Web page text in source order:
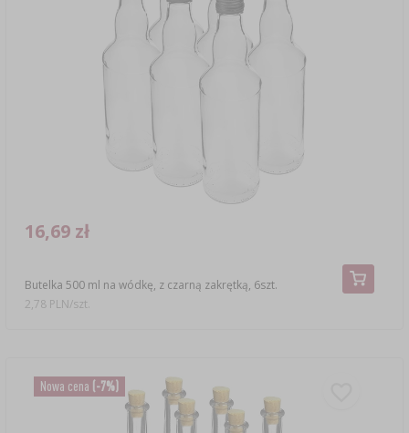
Butelka 500 ml na wódkę, z czarną zakrętką, 6szt.
16,69 zł
2,78 PLN/szt.
Nowa cena (-7%)